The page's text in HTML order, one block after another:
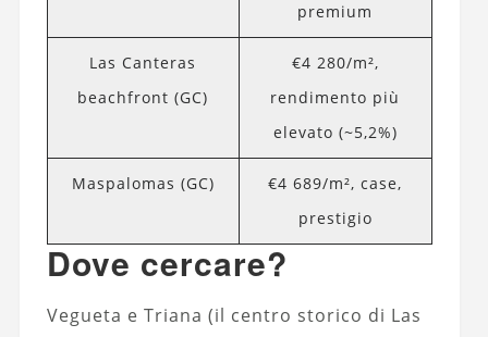
premium
Las Canteras
beachfront (GC)
€4 280/m²,
rendimento più
elevato (~5,2%)
Maspalomas (GC)
€4 689/m², case,
prestigio
Dove cercare?
Vegueta e Triana (il centro storico di Las